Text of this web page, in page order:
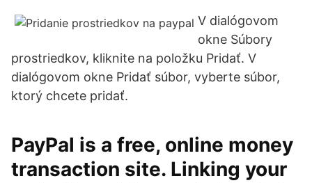
V dialógovom
okne Súbory
prostriedkov, kliknite na položku Pridať. V
dialógovom okne Pridať súbor, vyberte súbor,
ktorý chcete pridať.
PayPal is a free, online money
transaction site. Linking your